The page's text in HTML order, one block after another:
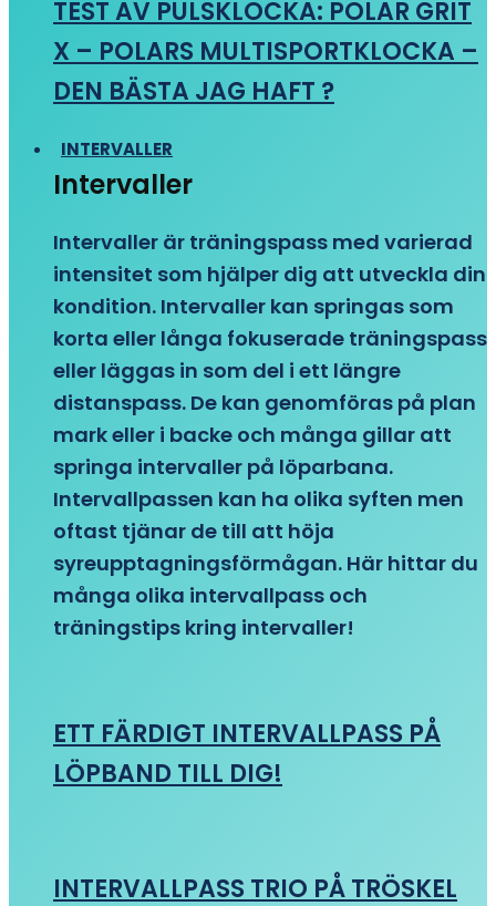
TEST AV PULSKLOCKA: POLAR GRIT
X – POLARS MULTISPORTKLOCKA –
DEN BÄSTA JAG HAFT ?
INTERVALLER
Intervaller
Intervaller är träningspass med varierad
intensitet som hjälper dig att utveckla din
kondition. Intervaller kan springas som
korta eller långa fokuserade träningspass
eller läggas in som del i ett längre
distanspass. De kan genomföras på plan
mark eller i backe och många gillar att
springa intervaller på löparbana.
Intervallpassen kan ha olika syften men
oftast tjänar de till att höja
syreupptagningsförmågan. Här hittar du
många olika intervallpass och
träningstips kring intervaller!
ETT FÄRDIGT INTERVALLPASS PÅ
LÖPBAND TILL DIG!
INTERVALLPASS TRIO PÅ TRÖSKEL